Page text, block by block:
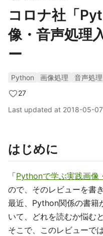
コロナ社「
像・音声処理
ー
Python 画像処理 音声処理
27
Last updated at 2018-05-07
はじめに
「Pythonで学ぶ実践画像
ので、そのレビューを書
最近、Python関係の書籍
いて、どれを読むか悩む
そこで、このレビューで